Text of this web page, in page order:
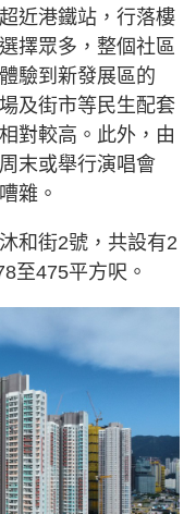
近港鐵站，行落樓
擇眾多，整個社區
驗到新發展區的
及街市等民生配套
對較高。此外，由
末或舉行演唱會
雜。
和街2號，共設有2
至475平方呎。